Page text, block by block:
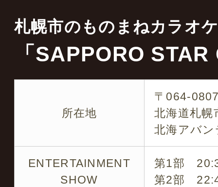
当店はキャスティング
全国各地 ものまね・お
各タレントのキャステ
企業パーティー・結婚
の周年など
札幌市のものまねカラオ
「SAPPORO
所在地
〒064-
北海道札幌
北海アバ
ENTERTAINMENT
SHOW
第1部
第2部